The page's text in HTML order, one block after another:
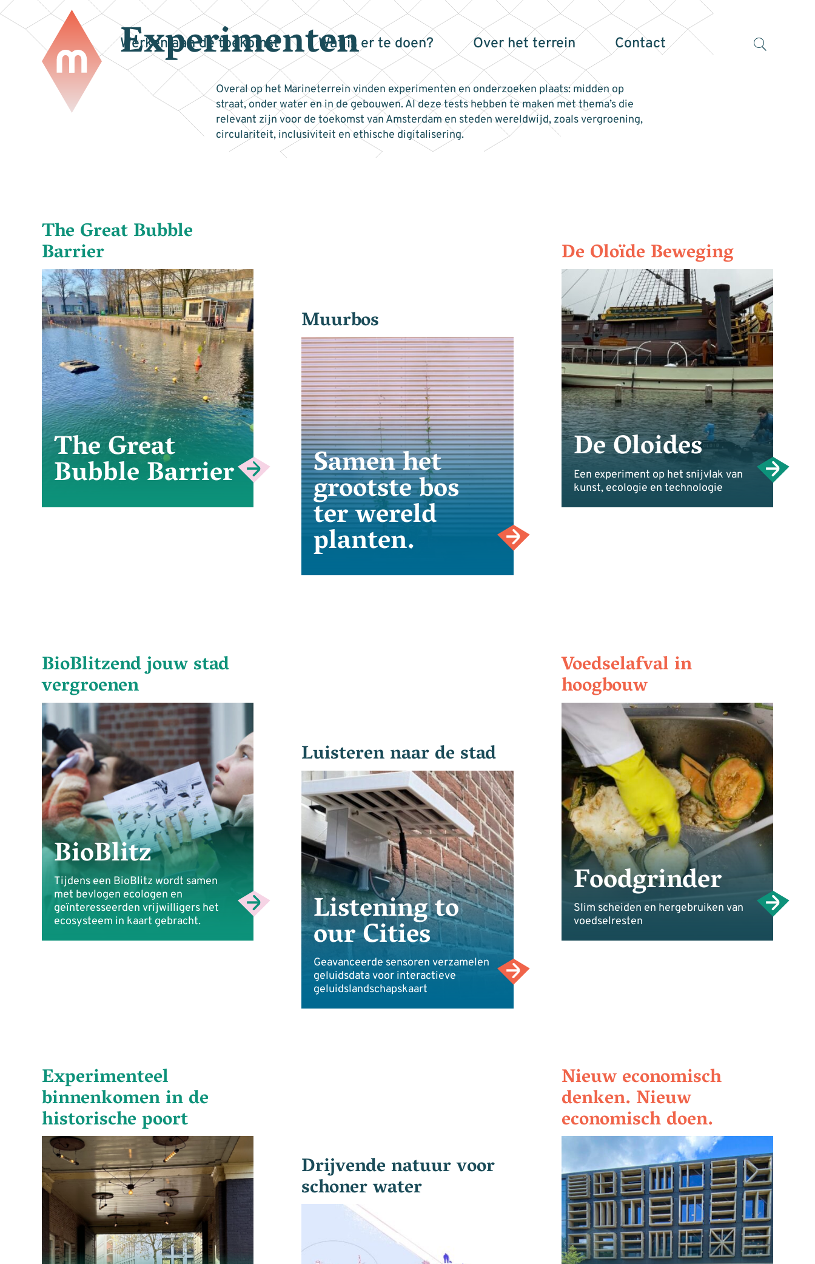
Werken aan de toekomst Wat is er te doen? Over het terrein Contact
Experimenten
Overal op het Marineterrein vinden experimenten en onderzoeken plaats: midden op
straat, onder water en in de gebouwen. Al deze tests hebben te maken met thema’s die
relevant zijn voor de toekomst van Amsterdam en steden wereldwijd, zoals vergroening,
circulariteit, inclusiviteit en ethische digitalisering.
The Great Bubble
Barrier
The Great
Bubble Barrier
Muurbos
Samen het
grootste bos
ter wereld
planten.
De Oloïde Beweging
De Oloides
Een experiment op het snijvlak van
kunst, ecologie en technologie
BioBlitzend jouw stad
vergroenen
BioBlitz
Tijdens een BioBlitz wordt samen
met bevlogen ecologen en
geïnteresseerden vrijwilligers het
ecosysteem in kaart gebracht.
Luisteren naar de stad
Listening to
our Cities
Geavanceerde sensoren verzamelen
geluidsdata voor interactieve
geluidslandschapskaart
Voedselafval in
hoogbouw
Foodgrinder
Slim scheiden en hergebruiken van
voedselresten
Experimenteel
binnenkomen in de
historische poort
Drijvende natuur voor
schoner water
Nieuw economisch
denken. Nieuw
economisch doen.